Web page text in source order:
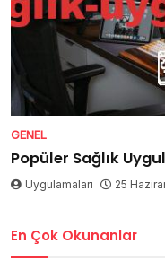
GENEL
Popüler Sağlık
Uygulamaları 25
En Çok Okunanlar